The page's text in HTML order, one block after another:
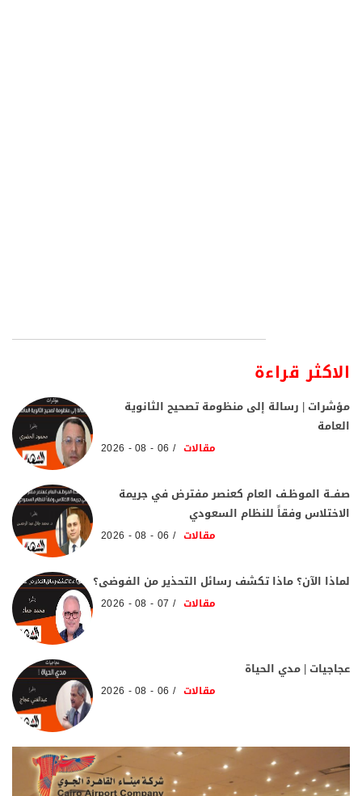
الاكثر قراءة
مؤشرات | رسالة إلى منظومة تصحيح الثانوية
العامة
مقالات 06 - 08 - 2026
صفــة الموظـف العام كعنصر مفترض في جريمة
الاختلاس وفقاً للنظام السعودي
مقالات 06 - 08 - 2026
لماذا الآن؟ ماذا تكشف رسائل التحذير من الفوضى؟
مقالات 07 - 08 - 2026
عجاجيات | مدي الحياة
مقالات 06 - 08 - 2026